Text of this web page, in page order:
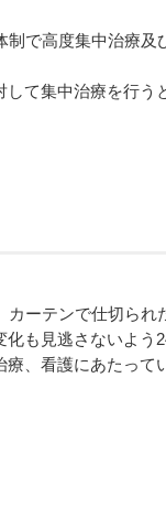
で高度集中治療及
て集中治療を行
ーテンで仕切ら
も見逃さないよう
、看護にあたっ